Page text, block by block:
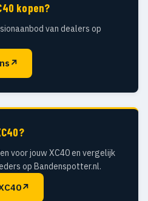
kopen?
van dealers op
↗
voor jouw XC40 en vergelijk
op Bandenspotter.nl.
↗